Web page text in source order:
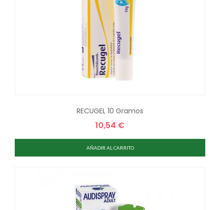
RECUGEL 10 Gramos
Precio
10,54 €
AÑADIR AL CARRITO